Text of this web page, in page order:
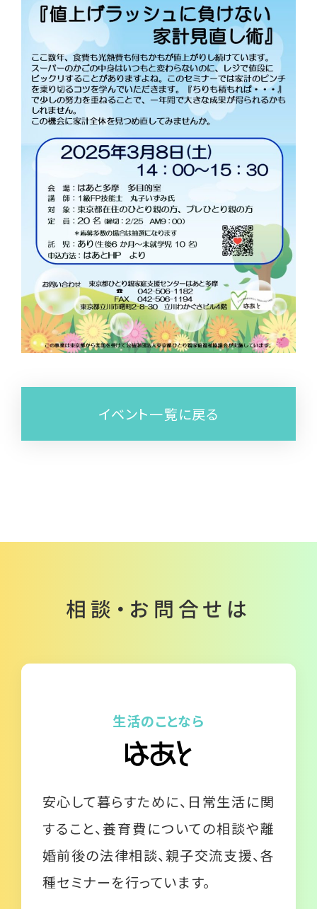
イベント一覧に戻る
相談・お問合せは
生活のことなら
安心して暮らすために、日常生活に関
すること、養育費についての相談や離
婚前後の法律相談、親子交流支援、各
種セミナーを行っています。